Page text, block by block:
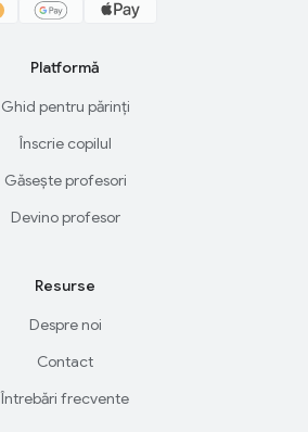
Platformă
Ghid pentru părinți
Înscrie copilul
Găsește profesori
Devino profesor
Resurse
Despre noi
Contact
Întrebări frecvente